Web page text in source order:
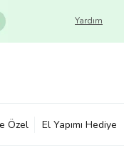
Yardım
Özel El Yapımı Hediye